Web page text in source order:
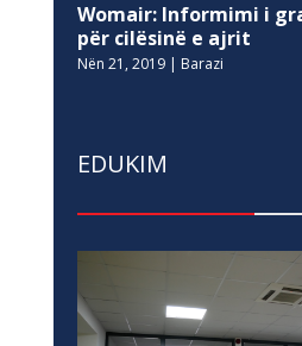
Womair: Informimi i
për cilësinë e ajrit
Nën 21, 2019| Barazi
EDUKIM